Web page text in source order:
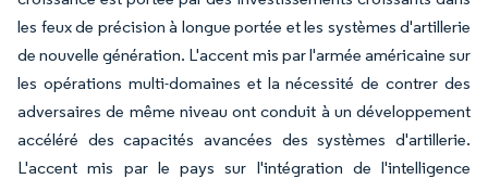
les feux de précision à longue portée et les systèmes d'artillerie
de nouvelle génération. L'accent mis par l'armée américaine sur
les opérations multi-domaines et la nécessité de contrer des
adversaires de même niveau ont conduit à un développement
accéléré des capacités avancées des systèmes d'artillerie.
L'accent mis par le pays sur l'intégration de l'intelligence